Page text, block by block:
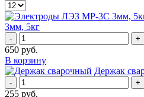
3мм, 5кг
- +
650 руб.
В корзину
Держак
- +
255 руб.